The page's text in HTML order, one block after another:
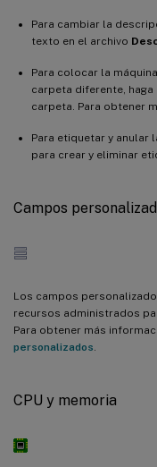
Para cambiar la
texto en el archivo
Para colocar la
carpeta diferente, haga
carpeta. Para obtener
Para etiquetar y anular
para crear y eliminar
Campos
Los campos
recursos administrados
Para obtener más
personalizados
CPU y memoria